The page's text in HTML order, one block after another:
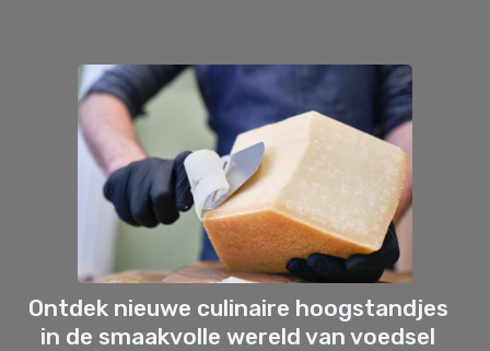
Ontdek nieuwe culinaire hoogstandjes
in de smaakvolle wereld van voedsel